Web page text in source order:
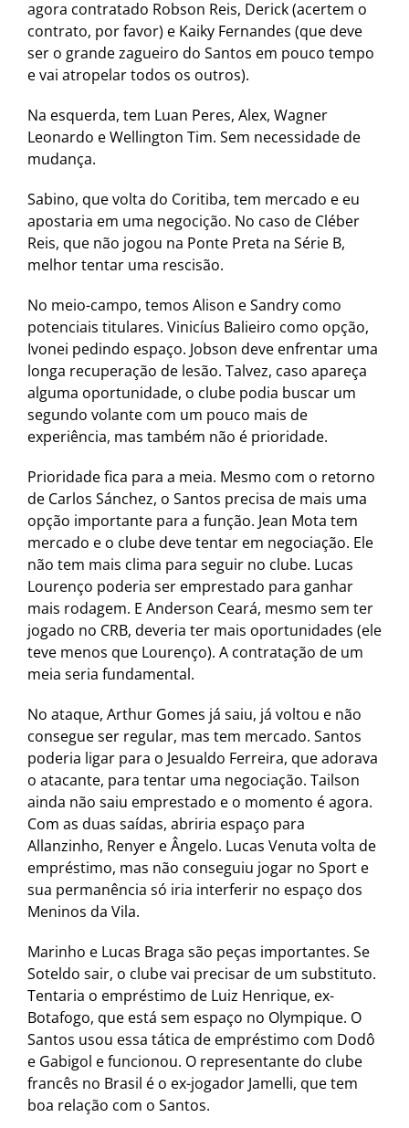
agora contratado Robson Reis, Derick (acertem o
contrato, por favor) e Kaiky Fernandes (que deve
ser o grande zagueiro do Santos em pouco tempo
e vai atropelar todos os outros).
Na esquerda, tem Luan Peres, Alex, Wagner
Leonardo e Wellington Tim. Sem necessidade de
mudança.
Sabino, que volta do Coritiba, tem mercado e eu
apostaria em uma negocição. No caso de Cléber
Reis, que não jogou na Ponte Preta na Série B,
melhor tentar uma rescisão.
No meio-campo, temos Alison e Sandry como
potenciais titulares. Vinicíus Balieiro como opção,
Ivonei pedindo espaço. Jobson deve enfrentar uma
longa recuperação de lesão. Talvez, caso apareça
alguma oportunidade, o clube podia buscar um
segundo volante com um pouco mais de
experiência, mas também não é prioridade.
Prioridade fica para a meia. Mesmo com o retorno
de Carlos Sánchez, o Santos precisa de mais uma
opção importante para a função. Jean Mota tem
mercado e o clube deve tentar em negociação. Ele
não tem mais clima para seguir no clube. Lucas
Lourenço poderia ser emprestado para ganhar
mais rodagem. E Anderson Ceará, mesmo sem ter
jogado no CRB, deveria ter mais oportunidades (ele
teve menos que Lourenço). A contratação de um
meia seria fundamental.
No ataque, Arthur Gomes já saiu, já voltou e não
consegue ser regular, mas tem mercado. Santos
poderia ligar para o Jesualdo Ferreira, que adorava
o atacante, para tentar uma negociação. Tailson
ainda não saiu emprestado e o momento é agora.
Com as duas saídas, abriria espaço para
Allanzinho, Renyer e Ângelo. Lucas Venuta volta de
empréstimo, mas não conseguiu jogar no Sport e
sua permanência só iria interferir no espaço dos
Meninos da Vila.
Marinho e Lucas Braga são peças importantes. Se
Soteldo sair, o clube vai precisar de um substituto.
Tentaria o empréstimo de Luiz Henrique, ex-
Botafogo, que está sem espaço no Olympique. O
Santos usou essa tática de empréstimo com Dodô
e Gabigol e funcionou. O representante do clube
francês no Brasil é o ex-jogador Jamelli, que tem
boa relação com o Santos.